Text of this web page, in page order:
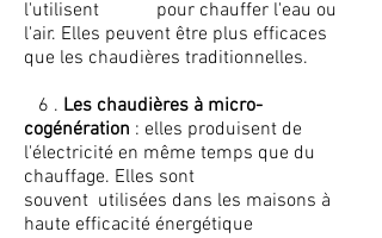
l'utilisent pour chauffer l'eau ou
l'air. Elles peuvent être plus efficaces
que les chaudières traditionnelles.
6 . Les chaudières à micro-
cogénération : elles produisent de
l'électricité en même temps que du
chauffage. Elles sont
souvent utilisées dans les maisons à
haute efficacité énergétique